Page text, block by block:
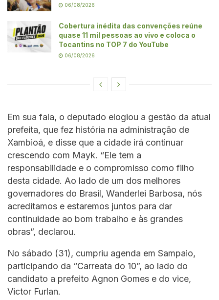
06/08/2026
Cobertura inédita das convenções reúne
quase 11 mil pessoas ao vivo e coloca o
Tocantins no TOP 7 do YouTube
06/08/2026
Em sua fala, o deputado elogiou a gestão da atual
prefeita, que fez história na administração de
Xambioá, e disse que a cidade irá continuar
crescendo com Mayk. “Ele tem a
responsabilidade e o compromisso como filho
desta cidade. Ao lado de um dos melhores
governadores do Brasil, Wanderlei Barbosa, nós
acreditamos e estaremos juntos para dar
continuidade ao bom trabalho e às grandes
obras”, declarou.
No sábado (31), cumpriu agenda em Sampaio,
participando da “Carreata do 10”, ao lado do
candidato a prefeito Agnon Gomes e do vice,
Victor Furlan.